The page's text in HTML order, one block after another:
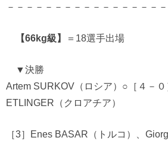
－－－－－－－－－－－－－－－－
【66kg級】 ＝18選手出場
▼決勝
Artem SURKOV（ロシア）○［４－
ETLINGER（クロアチア）
［3］Enes BASAR（トルコ）、